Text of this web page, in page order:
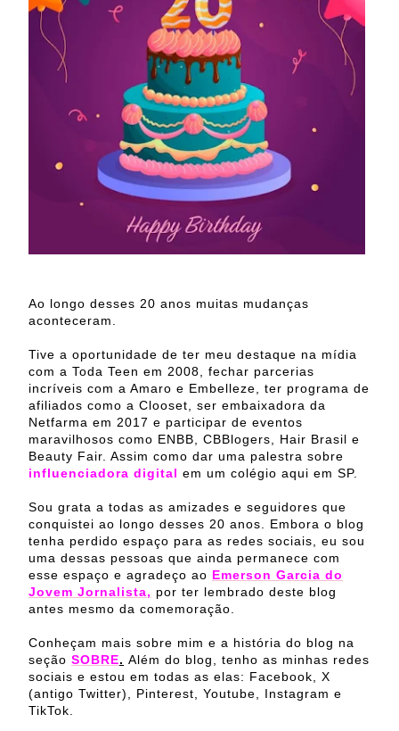
Ao longo desses 20 anos muitas mudanças
aconteceram.
Tive a oportunidade de ter meu destaque na mídia
com a Toda Teen em 2008, fechar parcerias
incríveis com a Amaro e Embelleze, ter programa de
afiliados como a Clooset, ser embaixadora da
Netfarma em 2017 e participar de eventos
maravilhosos como ENBB, CBBlogers, Hair Brasil e
Beauty Fair. Assim como dar uma palestra sobre
influenciadora digital em um colégio aqui em SP.
Sou grata a todas as amizades e seguidores que
conquistei ao longo desses 20 anos. Embora o blog
tenha perdido espaço para as redes sociais, eu sou
uma dessas pessoas que ainda permanece com
esse espaço e agradeço ao Emerson Garcia do
Jovem Jornalista, por ter lembrado deste blog
antes mesmo da comemoração.
Conheçam mais sobre mim e a história do blog na
seção SOBRE. Além do blog, tenho as minhas redes
sociais e estou em todas as elas: Facebook, X
(antigo Twitter), Pinterest, Youtube, Instagram e
TikTok.